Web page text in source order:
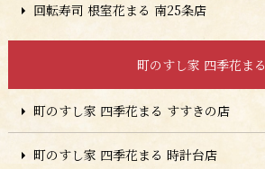
回転寿司 根室花まる 南25条店
町のすし家 四季花まる
町のすし家 四季花まる すすきの店
町のすし家 四季花まる 時計台店